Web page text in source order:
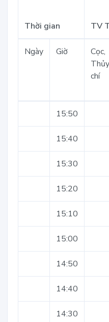
Thời gian TV
Ngày Giờ
Cọc,
Thủy
chí
15:50
15:40
15:30
15:20
15:10
15:00
14:50
14:40
14:30